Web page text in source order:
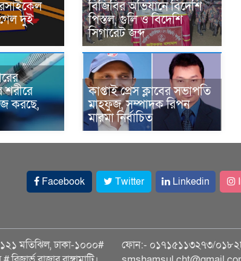
দুই
বিজিবির অভিযানে বিদেশি
পিস্তল, গুলি ও বিদেশি
সিগারেট জব্দ
শরীরে
করছে,
কাপ্তাই প্রেস ক্লাবের সভাপতি
মাহফুজ, সম্পাদক রিপন
মারমা নির্বাচিত
Facebook Twitter Linkedin
মতিঝিল, ঢাকা-১০০০#
ফোন:- ০১৭১৫১১৩২৭৩/